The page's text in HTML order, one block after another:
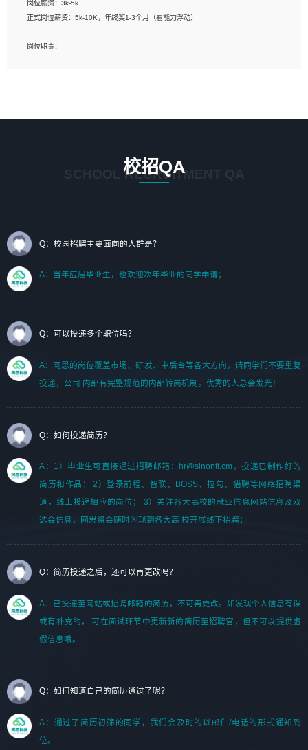
标志及吉祥物设计，效果图后期处理等。
1、艺术设计类相关专业；（其中需求分析顾问不限专业）
岗位薪资：3k-5k
正式岗位薪资：5k-10K，年终奖1-3个月（看能力浮动）
岗位职责：
2. 熟悉 前端常用框架, 能独立完成设计给予的 UI 效果;
3. 有良好的代码习惯, 低级错误出现频率低;
7. 了解或熟悉 WebGL 及相关框架优先。
（岗位人员专职于行业应用解决方案、项目申报方案、投标方案的策划编写）
校招QA
SCHOOL RECRUITMENT QA
Q：校园招聘主要面向的人群是？
A：当年应届毕业生，也欢迎次年毕业的同学申请；
Q：可以投递多个职位吗？
A：网思的岗位覆盖市场、研发、中后台等各大方向，请同学们不要重复
投递，公司 内部有完整规范的内部转岗机制，优秀的人总会发光！
Q：如何投递简历？
A：1）毕业生可直接通过招聘邮箱：hr@sinontt.cm，投递已制作好的
简历和作品； 2）登录前程、智联、BOSS、拉勾、猎聘等网络招聘渠
道，线上投递相应的岗位； 3）关注各大高校的就业信息网站信息及双
选会信息，网思将会随时闪现到各大高 校开展线下招聘；
Q：简历投递之后，还可以再更改吗？
A：已投递至网站或招聘邮箱的简历，不可再更改。如发现个人信息有误
或有补充的， 可在面试环节中更新新的简历至招聘官，但不可以提供虚
假信息哦。
Q：如何知道自己的简历通过了呢？
A：通过了简历初筛的同学，我们会及时的以邮件/电话的形式通知到
位。